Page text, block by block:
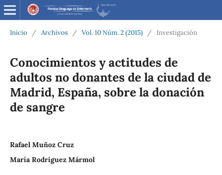
Inicio / Archivos / Vol. 10 Núm. 2 (2015) / Investigación
Conocimientos y actitudes de
adultos no donantes de la ciudad de
Madrid, España, sobre la donación
de sangre
Rafael Muñoz Cruz
María Rodríguez Mármol